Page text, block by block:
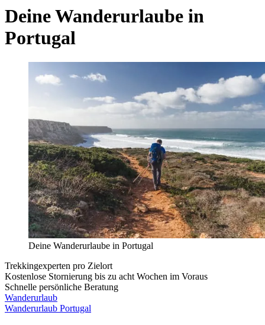
Deine Wanderurlaube in
Portugal
Deine Wanderurlaube in Portugal
Trekkingexperten pro Zielort
Kostenlose Stornierung bis zu acht Wochen im Voraus
Schnelle persönliche Beratung
Wanderurlaub
Wanderurlaub Portugal